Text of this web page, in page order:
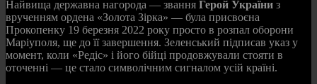
Найвища державна нагорода — звання Герой України з
врученням ордена «Золота Зірка» — була присвоєна
Прокопенку 19 березня 2022 року просто в розпал оборони
Маріуполя, ще до її завершення. Зеленський підписав указ у
момент, коли «Редіс» і його бійці продовжували стояти в
оточенні — це стало символічним сигналом усій країні.